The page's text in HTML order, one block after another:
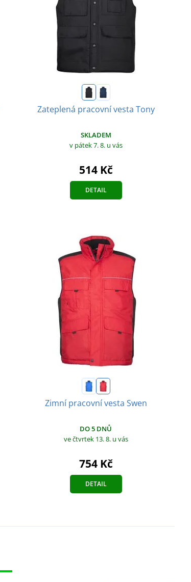
Zateplená pracovní vesta Tony
SKLADEM
v pátek 7. 8. u vás
514 Kč
DETAIL
Zimní pracovní vesta Swen
DO 5 DNŮ
ve čtvrtek 13. 8. u vás
754 Kč
DETAIL